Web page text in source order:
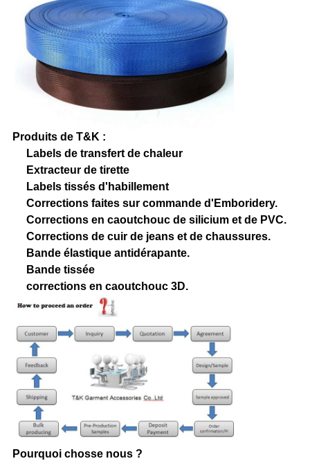
Produits de T&K :
Labels de transfert de chaleur
Extracteur de tirette
Labels tissés d'habillement
Corrections faites sur commande d'Emboridery.
Corrections en caoutchouc de silicium et de PVC.
Corrections de cuir de jeans et de chaussures.
Bande élastique antidérapante.
Bande tissée
corrections en caoutchouc 3D.
Pourquoi chosse nous ?